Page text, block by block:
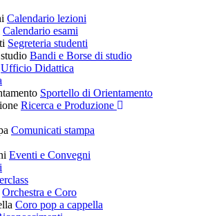
Calendario lezioni
Calendario esami
Segreteria studenti
Bandi e Borse di studio
Ufficio Didattica
Sportello di Orientamento
Ricerca e Produzione
Comunicati stampa
Eventi e Convegni
Orchestra e Coro
Coro pop a cappella